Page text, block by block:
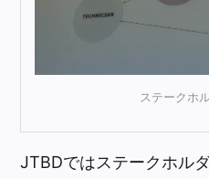
ステークホ
JTBDではステークホル